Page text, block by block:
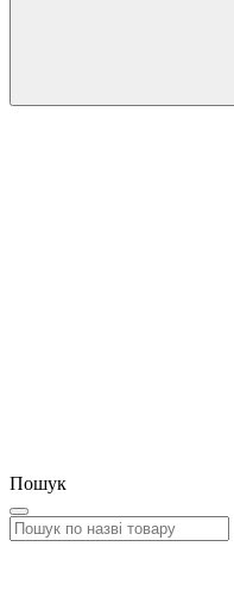
Пошук